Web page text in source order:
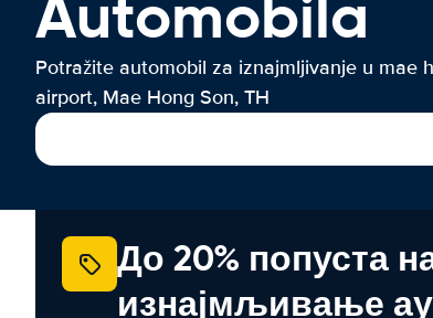
Automobila
Potražite automobil za iznajmljivanje u mae
airport, Mae Hong Son, TH
До 20% попуста
изнајмљивање